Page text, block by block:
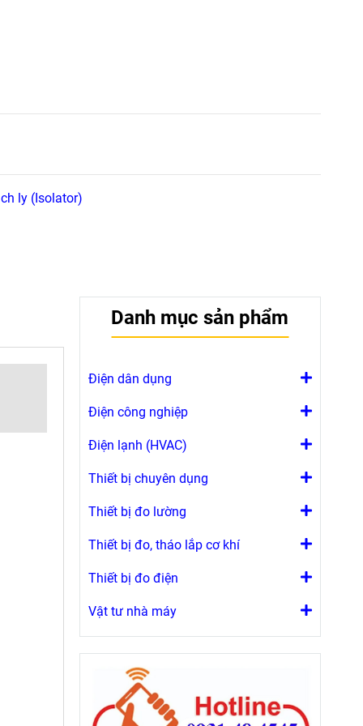
ly (Isolator)
Danh mục sản phẩm
Điện dân dụng
Điện công nghiệp
Điện lạnh (HVAC)
Thiết bị chuyên dụng
Thiết bị đo lường
Thiết bị đo, tháo lắp cơ khí
Thiết bị đo điện
Vật tư nhà máy